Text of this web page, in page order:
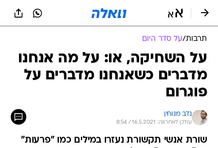
תרבות/על סדר היום
על השחיקה, או: על מה אנחנו
מדברים כשאנחנו מדברים על
פוגרום
נדב מנוחין
עודכן לאחרונה: 16.5.2021 / 8:54
שורת אנשי תקשורת נעזרו במילים כמו "פרעות"